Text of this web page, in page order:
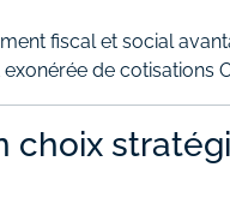
fiscal et social
de cotisations
choix